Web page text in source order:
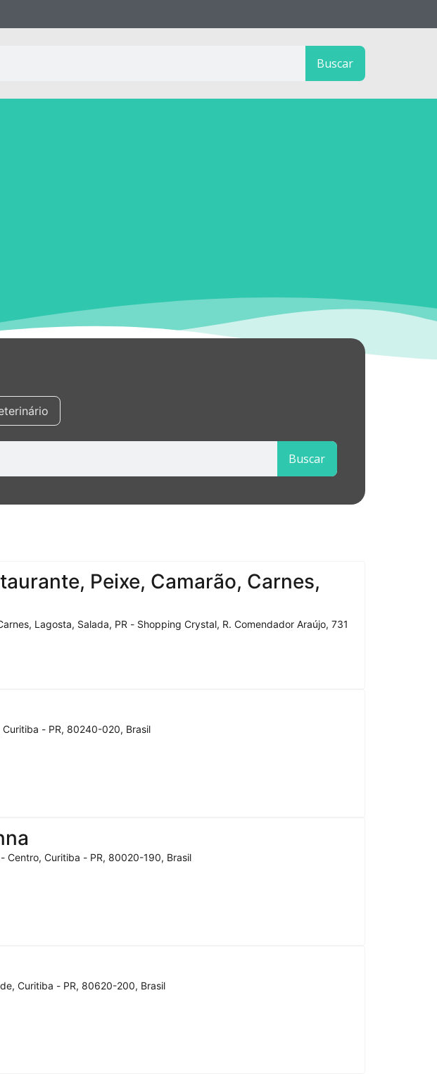
Buscar
Buscar
Peixe, Camarão, Carnes,
Lagosta, Salada, PR - Shopping Crystal, R. Comendador Araújo, 731
- PR, 80240-020, Brasil
Centro, Curitiba - PR, 80020-190, Brasil
Curitiba - PR, 80620-200, Brasil